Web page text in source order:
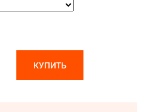
КУПИТЬ